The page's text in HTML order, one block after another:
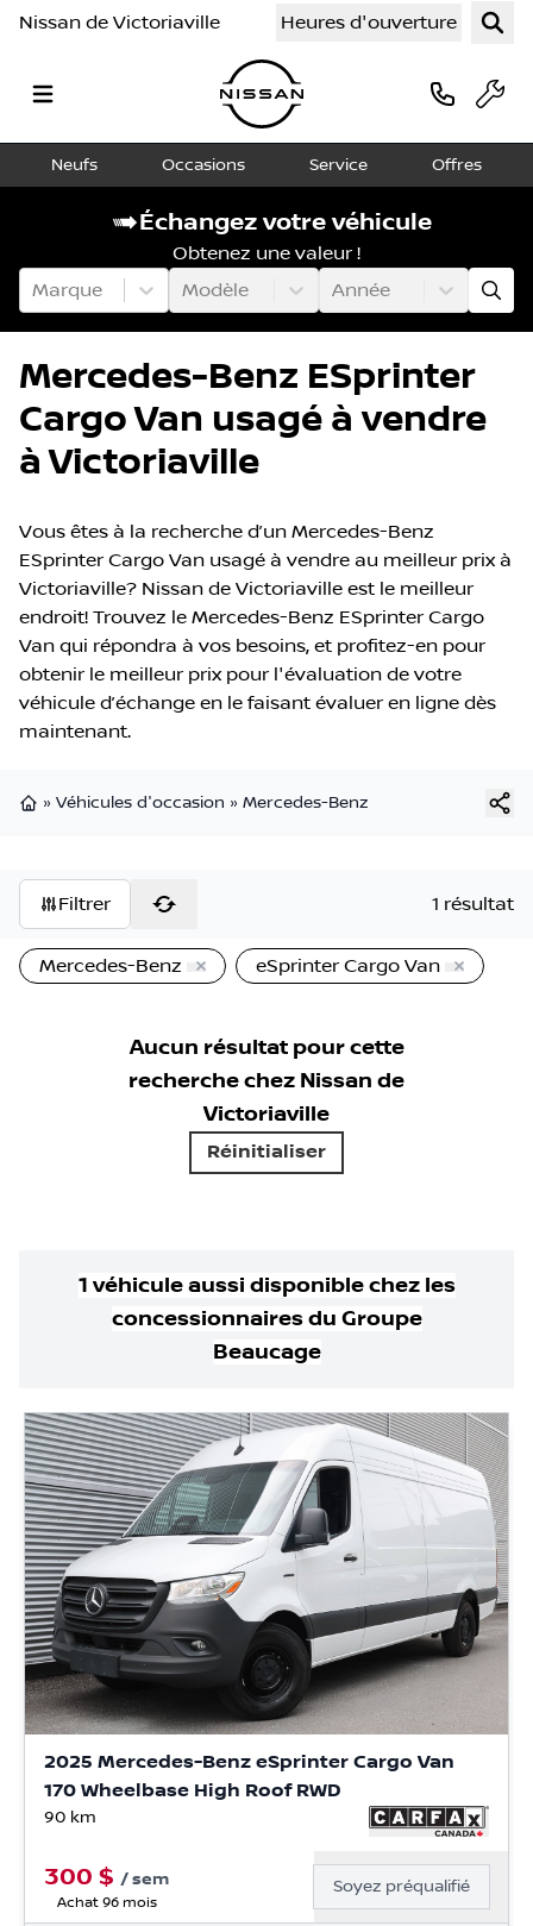
Nissan de Victoriaville Heures d'ouverture
Neufs Occasions Service Offres
Échangez votre véhicule
Obtenez une valeur !
Marque
Modèle Année
Mercedes-Benz ESprinter
Cargo Van usagé à vendre
à Victoriaville
Vous êtes à la recherche d’un Mercedes-Benz
ESprinter Cargo Van usagé à vendre au meilleur prix à
Victoriaville? Nissan de Victoriaville est le meilleur
endroit! Trouvez le Mercedes-Benz ESprinter Cargo
Van qui répondra à vos besoins, et profitez-en pour
obtenir le meilleur prix pour l'évaluation de votre
véhicule d’échange en le faisant évaluer en ligne dès
maintenant.
» Véhicules d'occasion » Mercedes-Benz
Filtrer 1 résultat
Mercedes-Benz eSprinter Cargo Van
Aucun résultat pour cette
recherche chez Nissan de
Victoriaville
Réinitialiser
1 véhicule aussi disponible chez les
concessionnaires du Groupe
Beaucage
2025 Mercedes-Benz eSprinter Cargo Van
170 Wheelbase High Roof RWD
90 km
300 $ /sem
Achat 96 mois
Soyez préqualifié